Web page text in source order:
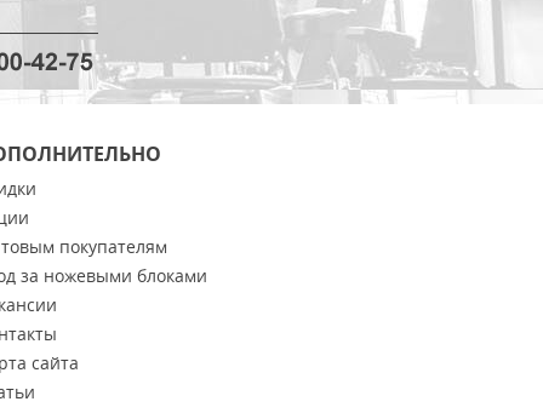
покупателям
за ножевыми блоками
сайта